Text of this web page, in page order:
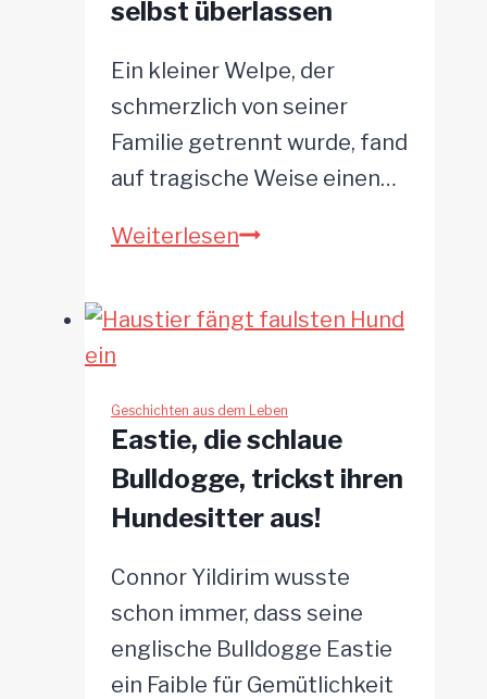
selbst überlassen
Ein kleiner Welpe, der
schmerzlich von seiner
Familie getrennt wurde, fand
auf tragische Weise einen…
WeiterlesenWelpe
einem
ausgesetzt
und
sich
selbst
Geschichten aus dem Leben
Eastie, die schlaue
Bulldogge, trickst ihren
Hundesitter aus!
Connor Yildirim wusste
schon immer, dass seine
englische Bulldogge Eastie
ein Faible für Gemütlichkeit